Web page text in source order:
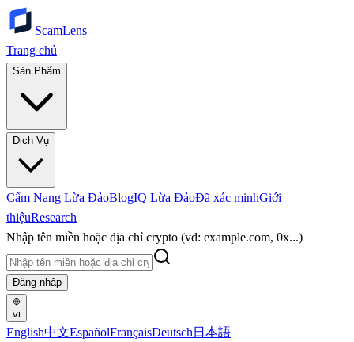
ScamLens
Trang chủ
Sản Phẩm
Dịch Vụ
Cẩm Nang Lừa ĐảoBlogIQ Lừa ĐảoĐã xác minhGiới
thiệuResearch
Nhập tên miền hoặc địa chỉ crypto (vd: example.com, 0x...)
Đăng nhập
vi
English中文EspañolFrançaisDeutsch 日本語